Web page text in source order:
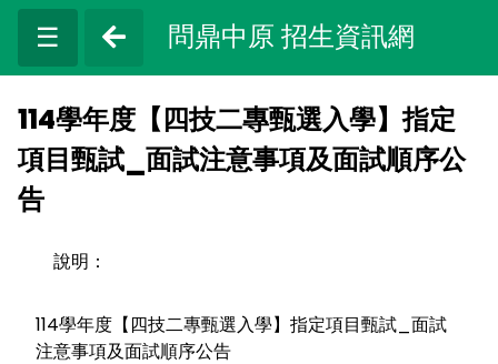
☰ 問鼎中原 招生資訊網
114學年度【四技二專甄選入學】指定
項目甄試_面試注意事項及面試順序公
告
說明：
114學年度【四技二專甄選入學】指定項目甄試_面試
注意事項及面試順序公告